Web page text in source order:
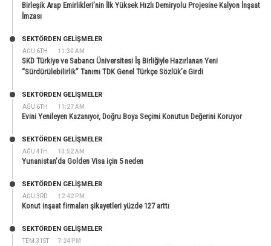
Birleşik Arap Emirlikleri’nin İlk Yüksek Hızlı Demiryolu Projesine Kalyon İnşaat
İmzası
AĞU 6TH 11:30 AM
SEKTÖRDEN GELIŞMELER
SKD Türkiye ve Sabancı Üniversitesi İş Birliğiyle Hazırlanan Yeni
“Sürdürülebilirlik” Tanımı TDK Genel Türkçe Sözlük’e Girdi
AĞU 6TH 11:27 AM
SEKTÖRDEN GELIŞMELER
Evini Yenileyen Kazanıyor, Doğru Boya Seçimi Konutun Değerini Koruyor
AĞU 4TH 10:52 AM
SEKTÖRDEN GELIŞMELER
Yunanistan’da Golden Visa için 5 neden
AĞU 3RD 12:42 PM
SEKTÖRDEN GELIŞMELER
Konut inşaat firmaları şikayetleri yüzde 127 arttı
TEM 31ST 7:24 PM
SEKTÖRDEN GELIŞMELER